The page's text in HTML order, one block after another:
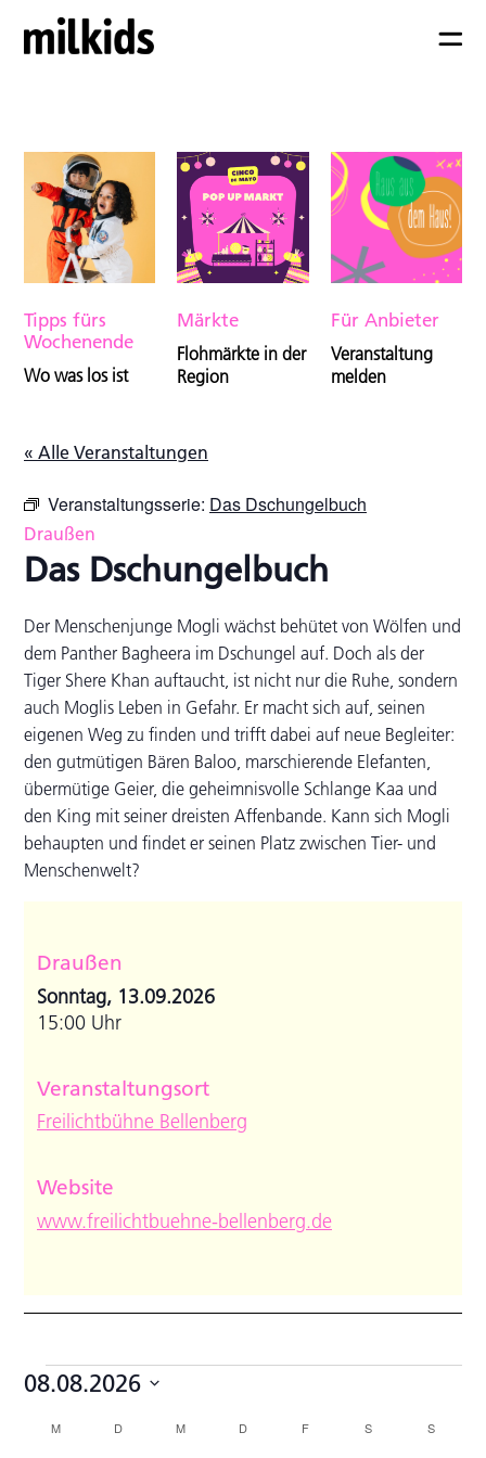
Tipps fürs
Wochenende
Wo was los ist
Märkte
Flohmärkte in der
Region
Für Anbieter
Veranstaltung
melden
« Alle Veranstaltungen
Veranstaltungsserie: Das Dschungelbuch
Draußen
Das Dschungelbuch
Der Menschenjunge Mogli wächst behütet von Wölfen und
dem Panther Bagheera im Dschungel auf. Doch als der
Tiger Shere Khan auftaucht, ist nicht nur die Ruhe, sondern
auch Moglis Leben in Gefahr. Er macht sich auf, seinen
eigenen Weg zu finden und trifft dabei auf neue Begleiter:
den gutmütigen Bären Baloo, marschierende Elefanten,
übermütige Geier, die geheimnisvolle Schlange Kaa und
den King mit seiner dreisten Affenbande. Kann sich Mogli
behaupten und findet er seinen Platz zwischen Tier- und
Menschenwelt?
Draußen
Sonntag, 13.09.2026
15:00 Uhr
Veranstaltungsort
Freilichtbühne Bellenberg
Website
www.freilichtbuehne-bellenberg.de
Veranstaltungen
08.08.2026
wählen.
Kalender
MMONTAG DDIENSTAGM MITTWOCH
DDONNERSTAG
F SSAMSTAGS